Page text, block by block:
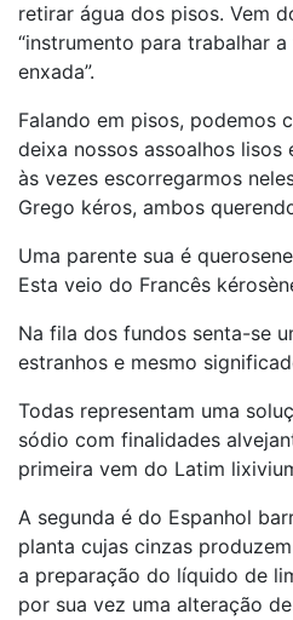
retirar água dos pisos. Vem
“instrumento para trabalhar
enxada”.
Falando em pisos, podemos
deixa nossos assoalhos
às vezes escorregarmos
Grego kéros, ambos
Uma parente sua é
Esta veio do Francês
Na fila dos fundos senta-se
estranhos e mesmo
Todas representam uma
sódio com finalidades
primeira vem do Latim
A segunda é do Espanhol
planta cujas cinzas
a preparação do líquido de
por sua vez uma alteração